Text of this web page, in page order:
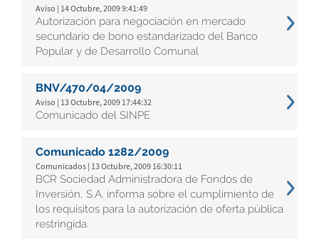
Aviso | 14 Octubre, 2009 9:41:49
Autorización para negociación en mercado
secundario de bono estandarizado del Banco
Popular y de Desarrollo Comunal
BNV/470/04/2009
Aviso | 13 Octubre, 2009 17:44:32
Comunicado del SINPE
Comunicado 1282/2009
Comunicados | 13 Octubre, 2009 16:30:11
BCR Sociedad Administradora de Fondos de
Inversión, S.A. informa sobre el cumplimiento de
los requisitos para la autorización de oferta pública
restringida.